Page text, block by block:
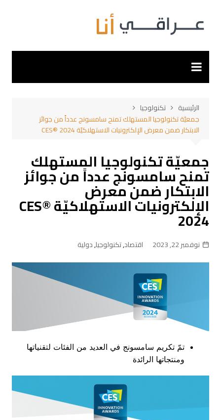
المحتوى
الرئيسية
تكنولوجيا
جمعيّة تكنولوجيا المستهلك تمنح سامسونج عدداً من جوائز
الابتكار ضمن معرض الإلكترونيات الاستهلاكيّة CES® 2024
جمعيّة تكنولوجيا المستهلك
تمنح سامسونج عدداً من جوائز
الابتكار ضمن معرض
الإلكترونيات الاستهلاكيّة CES®
2024
نوفمبر 22, 2023 اقتصاد,تكنولوجيا,دولية
تمّ تكريم سامسونج في العديد من الفئات لتقنياتها
ومنتجاتها الرائدة